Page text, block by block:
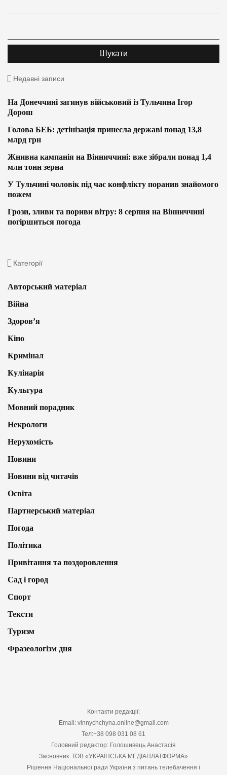
Недавні записи
На Донеччині загинув військовий із Тульчина Ігор
Дорош
Голова БЕБ: детінізація принесла державі понад 13,8
млрд грн
Жнивна кампанія на Вінниччині: вже зібрали понад 1,4
млн тонн зерна
У Тульчині чоловік під час конфлікту поранив знайомого
ножем
Грози, зливи та пориви вітру: 8 серпня на Вінниччині
погіршиться погода
Категорії
Авторський матеріал
Війна
Здоров’я
Кіно
Кримінал
Кулінарія
Культура
Мовний порадник
Некрологи
Нерухомість
Новини
Новини від читачів
Освіта
Партнерський матеріал
Погода
Політика
Привітання та поздоровлення
Сад і город
Спорт
Тексти
Туризм
Фразеологізм дня
Контакти редакції:
Email: vinnychchyna.online@gmail.com
Тел:+38 098 031 08 61
Головний редактор: Голошивець Анастасія
Засновник: ТОВ «УКРАЇНСЬКА МЕДІАПЛАТФОРМА»
Рішення Національної ради України з питань телебачення і